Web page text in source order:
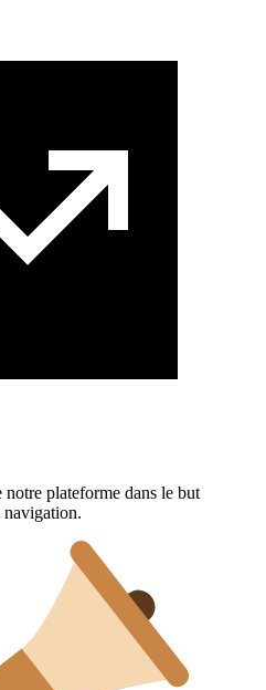
plateforme dans le but
navigation.